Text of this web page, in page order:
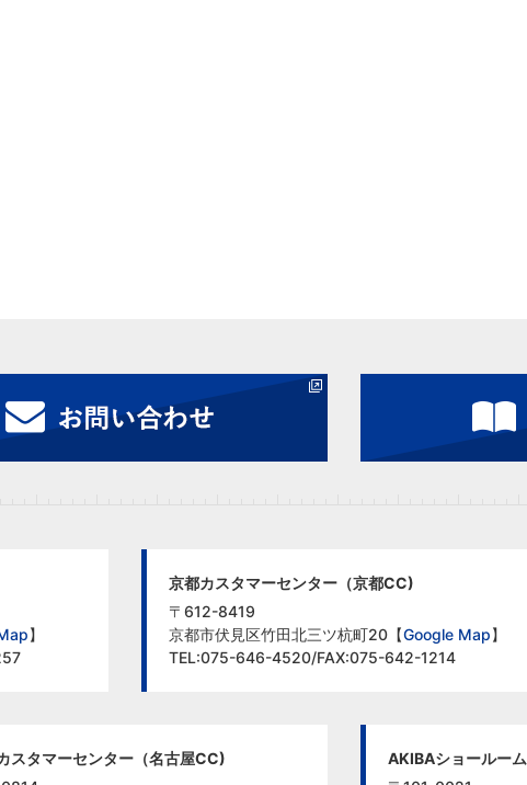
】
京都カスタマーセンター（京都CC)
〒612-8419
京都市伏見区竹田北三ツ杭町20【Google Map】
TEL:075-646-4520/FAX:075-642-1214
スタマーセンター（名古屋CC)
AKIBAショールーム